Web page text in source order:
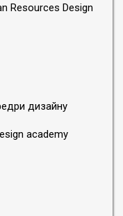
Resources Design
дизайну
academy